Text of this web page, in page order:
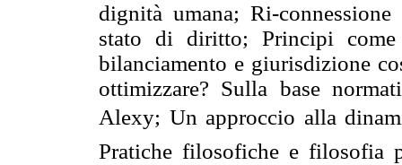
dignità umana; Ri-
stato di diritto; Principi come
bilanciamento e giurisdizione
ottimizzare? Sulla base
Alexy; Un approccio alla
Pratiche filosofiche e filosofia